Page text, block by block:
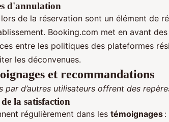
d'annulation
de la réservation sont un élément de
Booking.com met en avant
entre les politiques des plateformes
les déconvenues.
et recommandations
par d’autres utilisateurs offrent des
la satisfaction
régulièrement dans les témoignages :